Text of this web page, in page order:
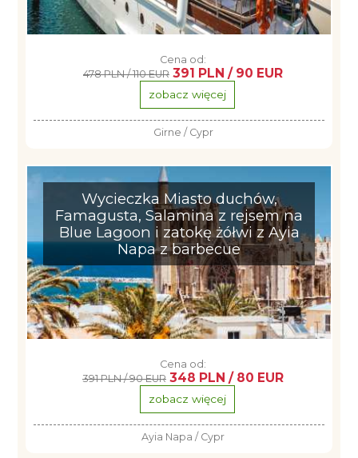
Cena od:
478 PLN / 110 EUR 391 PLN / 90 EUR
zobacz więcej
Girne / Cypr
Wycieczka Miasto duchów,
Famagusta, Salamina z rejsem na
Blue Lagoon i zatokę żółwi z Ayia
Napa z barbecue
Cena od:
391 PLN / 90 EUR 348 PLN / 80 EUR
zobacz więcej
Ayia Napa / Cypr